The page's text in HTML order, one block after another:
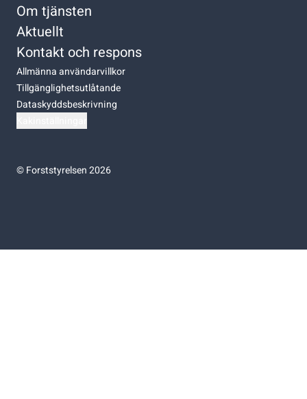
Om tjänsten
Aktuellt
Kontakt och respons
Allmänna användarvillkor
Tillgänglighetsutlåtande
Dataskyddsbeskrivning
©Forststyrelsen 2026